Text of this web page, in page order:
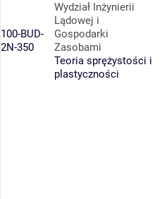
100-BUD-
2N-350
Wydział Inżynierii
Lądowej i
Gospodarki
Zasobami
Teoria sprężystości i
plastyczności